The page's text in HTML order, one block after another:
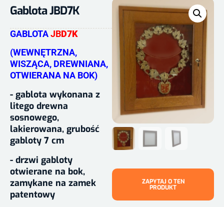
ZAPYTAJ O TEN
PRODUKT
Gablota JBD7K
GABLOTAJBD7K
(WEWNĘTRZNA,
WISZĄCA, DREWNIANA,
OTWIERANA NA BOK)
- gablota wykonana z
litego drewna
sosnowego,
lakierowana, grubość
gabloty 7 cm
- drzwi gabloty
otwierane na bok,
zamykane na zamek
patentowy